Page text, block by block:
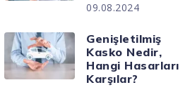
09.08.2024
Genişletilmiş
Kasko Nedir,
Hangi Hasarları
Karşılar?